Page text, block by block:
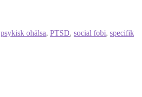
psykisk ohälsa, PTSD, social fobi, specifik